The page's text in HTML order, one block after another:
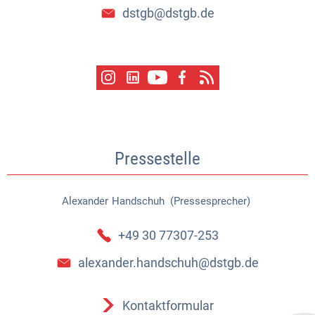
dstgb@dstgb.de
Pressestelle
Alexander Handschuh (Pressesprecher)
Alexander Handschuh
+49 30 77307-253
alexander.handschuh@dstgb.de
Kontaktformular